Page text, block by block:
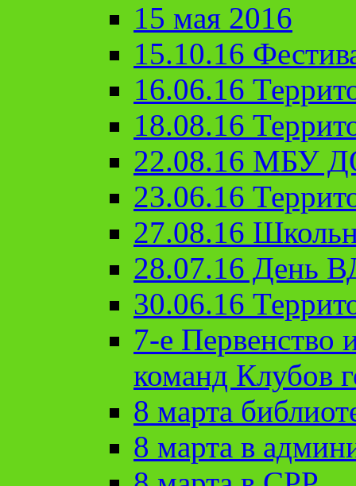
15 мая 2016
15.10.16
16.06.16
18.08.16
22.08.16 МБУ
23.06.16
27.08.16
28.07.16 День
30.06.16
7-е Первенство
команд Клубов
8 марта
8 марта в